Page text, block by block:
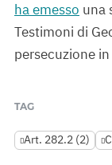
ha emesso una
Testimoni di
persecuzione in
TAG
Art. 282.2 (2)